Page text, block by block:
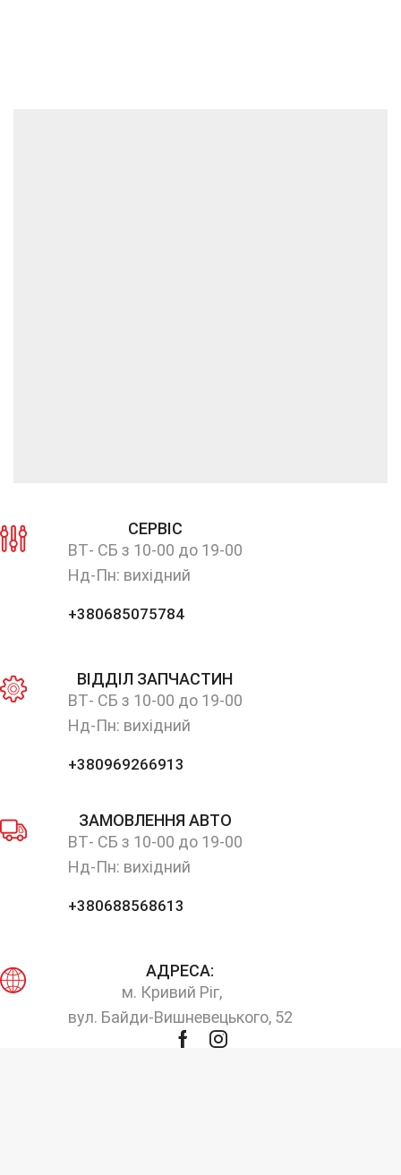
СЕРВІС
ВТ- СБ з 10-00 до 19-00
Нд-Пн: вихідний
+380685075784
ВІДДІЛ ЗАПЧАСТИН
ВТ- СБ з 10-00 до 19-00
Нд-Пн: вихідний
+380969266913
ЗАМОВЛЕННЯ АВТО
ВТ- СБ з 10-00 до 19-00
Нд-Пн: вихідний
+380688568613
АДРЕСА:
м. Кривий Ріг,
вул. Байди-Вишневецького, 52
FacebookInstagram